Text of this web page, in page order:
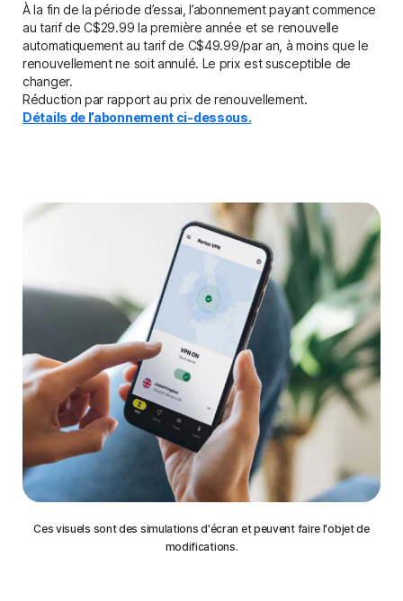
Ces visuels sont des simulations d'écran et peuvent faire l'objet de
modifications.
À la fin de la période d’essai, l’abonnement payant commence
au tarif de C$29.99 la première année et se renouvelle
automatiquement au tarif de C$49.99/par an, à moins que le
renouvellement ne soit annulé. Le prix est susceptible de
changer.
Réduction par rapport au prix de renouvellement.
Détails de l’abonnement ci-dessous.